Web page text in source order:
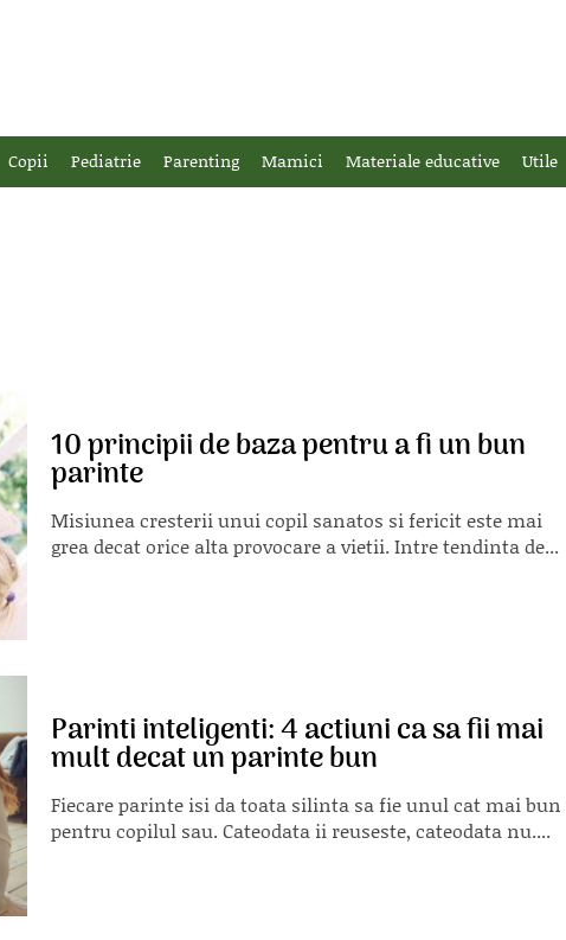
Copii Pediatrie Parenting Mamici Materiale educative Utile
10 principii de baza pentru a fi un bun
parinte
Misiunea cresterii unui copil sanatos si fericit este mai
grea decat orice alta provocare a vietii. Intre tendinta de...
Parinti inteligenti: 4 actiuni ca sa fii mai
mult decat un parinte bun
Fiecare parinte isi da toata silinta sa fie unul cat mai bun
pentru copilul sau. Cateodata ii reuseste, cateodata nu....